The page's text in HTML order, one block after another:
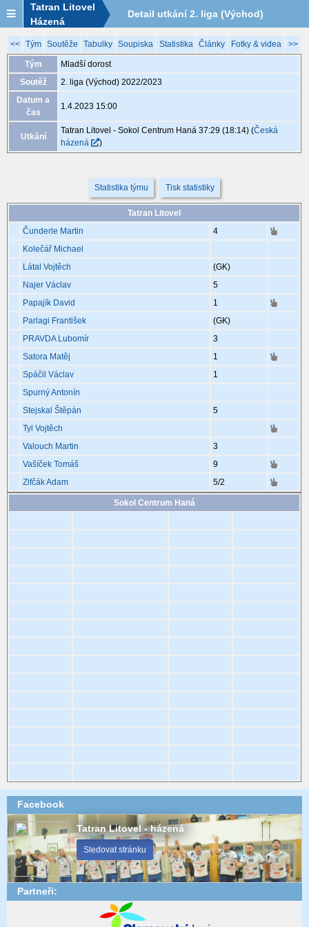
Tatran Litovel
Házená
Detail utkání 2. liga (Východ)
2022/2023, XED095, 1.4. 15:00
<< Tým Soutěže Tabulky Soupiska Statistika Články Fotky & videa >>
Tým
Mladší dorost
Soutěž
2. liga (Východ) 2022/2023
Datum a
čas
1.4.2023 15:00
Utkání
Tatran Litovel - Sokol Centrum Haná 37:29 (18:14)(Česká
házená
)
Statistika týmu Tisk statistiky
Tatran Litovel
Čunderle Martin
4
Kolečář Michael
Látal Vojtěch
(GK)
Najer Václav
5
Papajík David
1
Parlagi František
(GK)
PRAVDA Lubomír
3
Satora Matěj
1
Spáčil Václav
1
Spurný Antonín
Stejskal Štěpán
5
Tyl Vojtěch
Valouch Martin
3
Vašíček Tomáš
9
Zifčák Adam
5/2
Sokol Centrum Haná
Facebook
Tatran Litovel - házená
Sledovat stránku
Partneři: